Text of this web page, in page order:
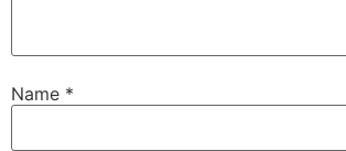
Name *